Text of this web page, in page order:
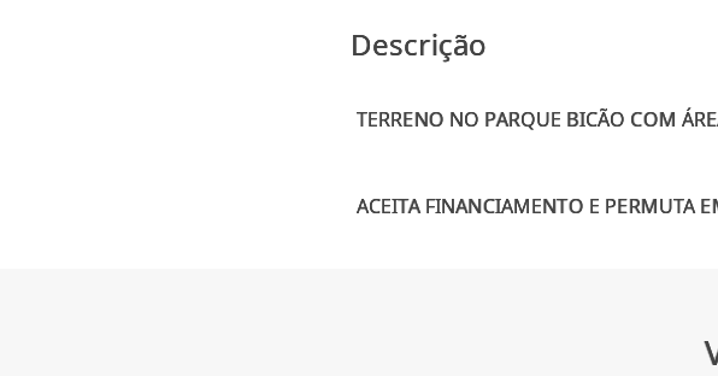
Descrição
TERRENO NO PARQUE BICÃO COM